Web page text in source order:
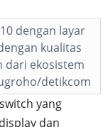
dengan layar
kualitas
dari ekosistem
detikcom
yang
dan